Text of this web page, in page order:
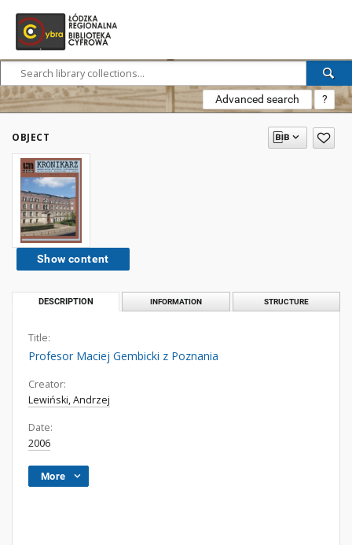
Advanced search ?
OBJECT
Show content
DESCRIPTION INFORMATION STRUCTURE
Title:
Profesor Maciej Gembicki z Poznania
Creator:
Lewiński, Andrzej
Date:
2006
More